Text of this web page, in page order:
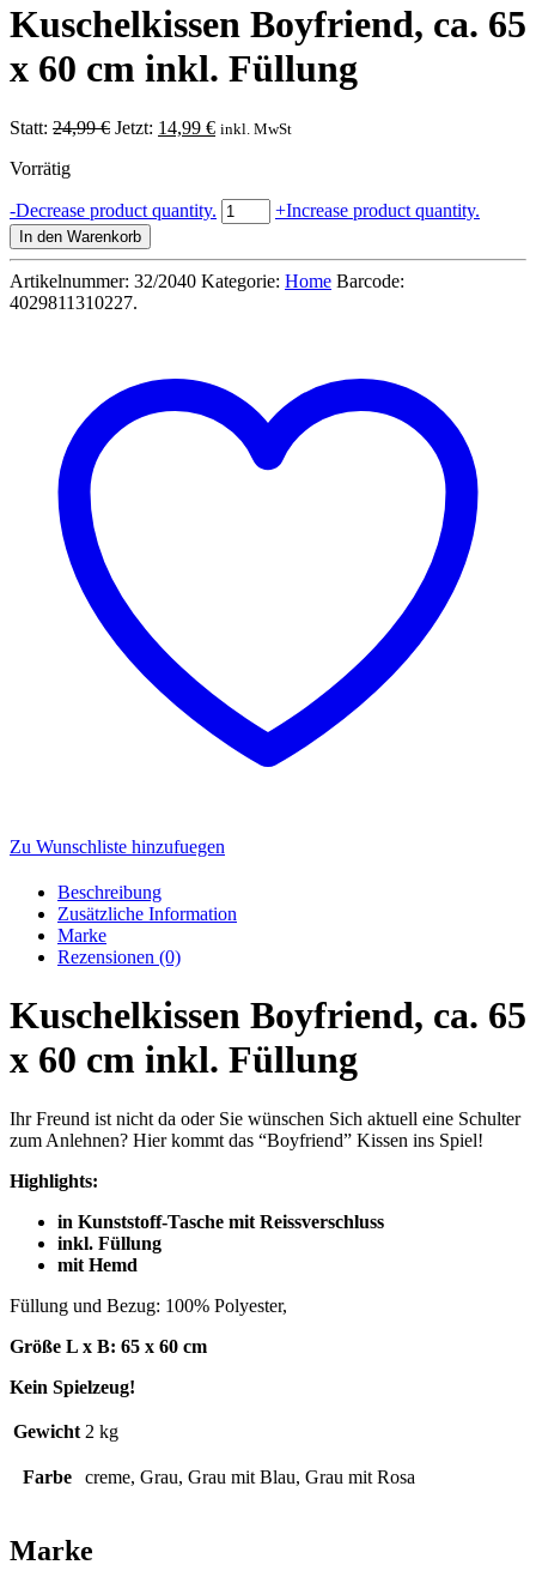
Kuschelkissen Boyfriend, ca. 65
x 60 cm inkl. Füllung
Statt: 24,99€ Ursprünglicher
Jetzt: 14,99 €Aktueller
inkl. MwSt
Vorrätig
-Decrease product quantity. Kuschelkissen
Boyfriend,
65
x
Menge
+Increase product quantity.
In den Warenkorb
Artikelnummer: 32/2040 Kategorie: Home Barcode:
4029811310227.
Zu Wunschliste hinzufuegen
Beschreibung
Zusätzliche Information
Marke
Rezensionen (0)
Kuschelkissen Boyfriend, ca. 65
x 60 cm inkl. Füllung
Ihr Freund ist nicht da oder Sie wünschen Sich aktuell eine Schulter
zum Anlehnen? Hier kommt das “Boyfriend” Kissen ins Spiel!
Highlights:
in Kunststoff-Tasche mit Reissverschluss
inkl. Füllung
mit Hemd
Füllung und Bezug: 100% Polyester,
Größe L x B: 65 x 60 cm
Kein Spielzeug!
Gewicht 2 kg
Farbe creme, Grau, Grau mit Blau, Grau mit Rosa
Marke